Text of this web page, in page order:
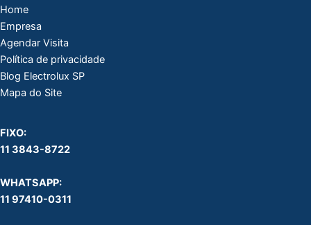
Home
Empresa
Agendar Visita
Política de privacidade
Blog Electrolux SP
Mapa do Site
FIXO:
11 3843-8722
WHATSAPP:
11 97410-0311